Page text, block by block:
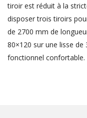
tiroir est réduit à la
disposer trois tiroirs
de 2700 mm de
80×120 sur une lisse
fonctionnel confortable.